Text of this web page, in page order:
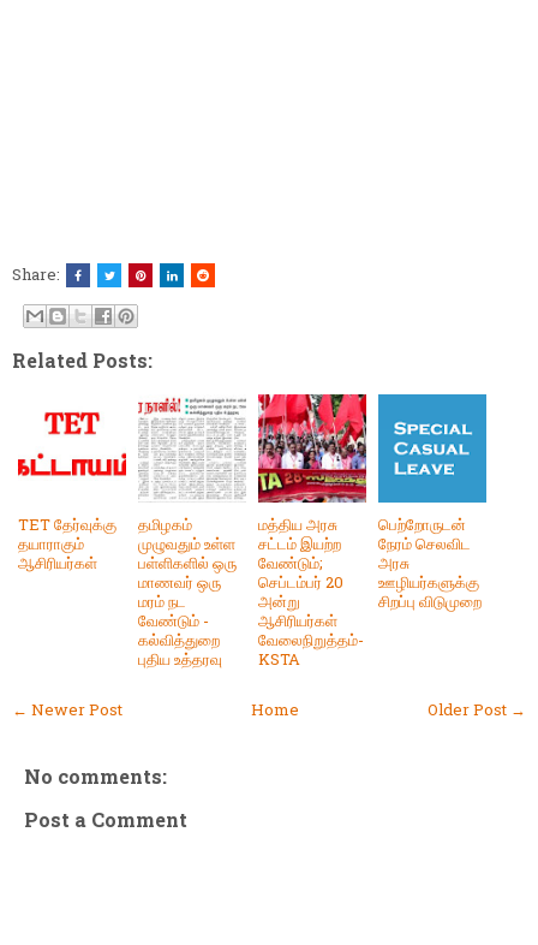
Share:
Related Posts:
TET தேர்வுக்கு
தயாராகும்
ஆசிரியர்கள்
தமிழகம்
முழுவதும் உள்ள
பள்ளிகளில் ஒரு
மாணவர் ஒரு
மரம் நட
வேண்டும் -
கல்வித்துறை
புதிய உத்தரவு
மத்திய அரசு
சட்டம் இயற்ற
வேண்டும்;
செப்டம்பர் 20
அன்று
ஆசிரியர்கள்
வேலைநிறுத்தம்-
KSTA
பெற்றோருடன்
நேரம் செலவிட
அரசு
ஊழியர்களுக்கு
சிறப்பு விடுமுறை
← Newer Post Older Post →
Home
No comments:
Post a Comment